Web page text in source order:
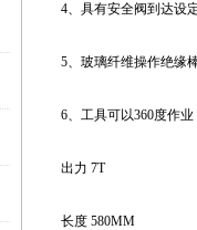
4、具有安全阀到达设
5、玻璃纤维操作绝缘
6、工具可以360度作
出力 7T
长度 580MM